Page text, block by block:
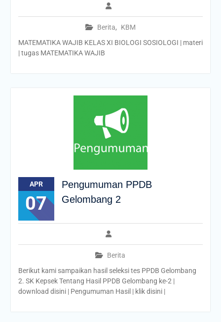
Berita, KBM
MATEMATIKA WAJIB KELAS XI BIOLOGI SOSIOLOGI | materi
| tugas MATEMATIKA WAJIB
APR
07
Pengumuman PPDB
Gelombang 2
Berita
Berikut kami sampaikan hasil seleksi tes PPDB Gelombang
2. SK Kepsek Tentang Hasil PPDB Gelombang ke-2 |
download disini | Pengumuman Hasil | klik disini |